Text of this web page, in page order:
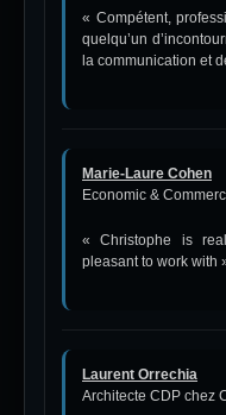
« Compétent,
quelqu’un
la communication et
Marie-Laure Cohen
Economic &
« Christophe is
pleasant to work with
Laurent Orrechia
Architecte CDP chez